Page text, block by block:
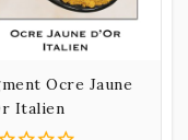
Ocre Jaune
Italien